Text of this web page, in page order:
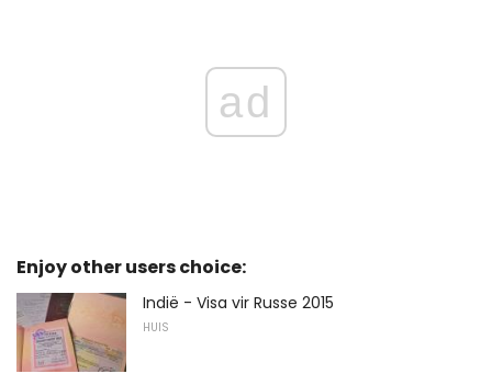
ad
Enjoy other users choice:
Indië - Visa vir Russe 2015
HUIS